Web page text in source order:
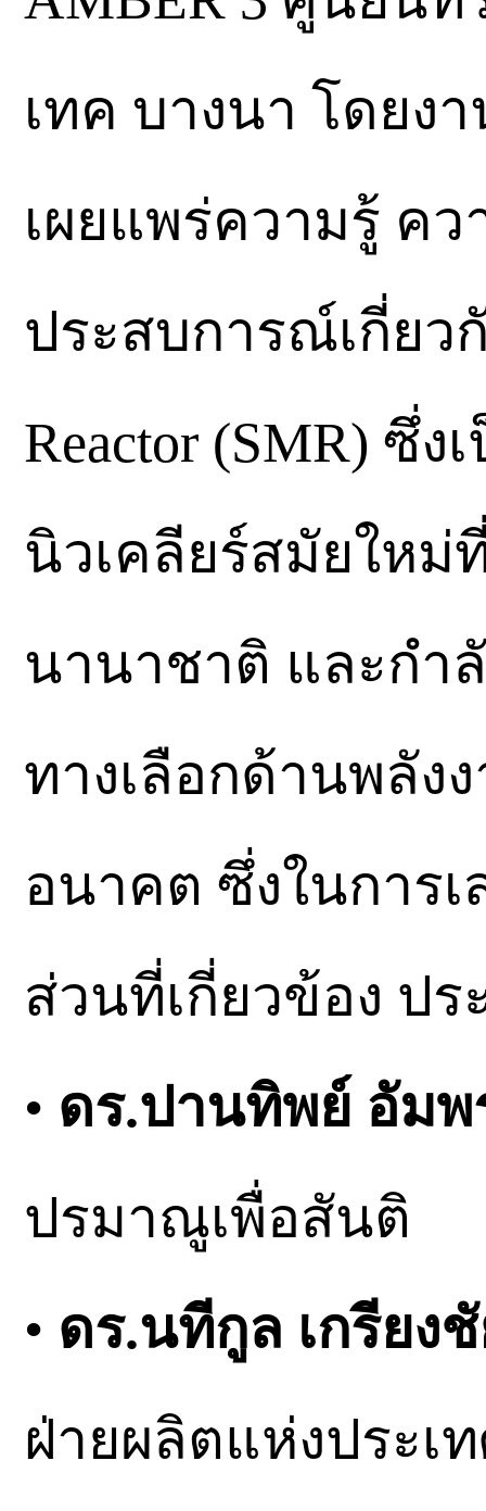
เทค บางนา โดยง
เผยแพร่ความรู้ ค
ประสบการณ์เกี่ยว
Reactor (SMR) ซึ่
นิวเคลียร์สมัยใหม่
นานาชาติ และกำ
ทางเลือกด้านพลัง
อนาคต ซึ่งในการ
ส่วนที่เกี่ยวข้อง ปร
• ดร.ปานทิพย์ อัม
ปรมาณูเพื่อสันติ
• ดร.นทีกูล เกรียง
ฝ่ายผลิตแห่งประเ